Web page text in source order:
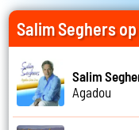
Salim Seghers
Salim
Agadou